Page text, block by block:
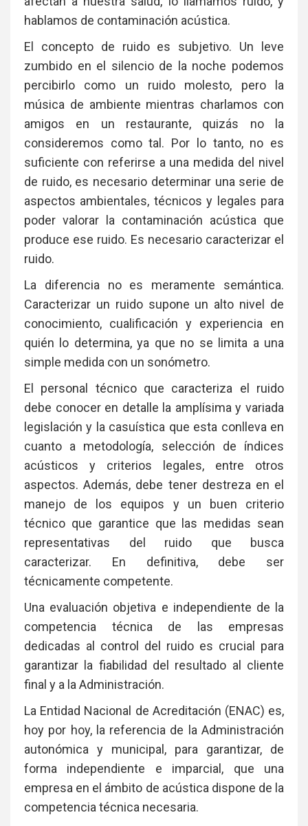
hablamos de contaminación acústica.
El concepto de ruido es subjetivo. Un leve
zumbido en el silencio de la noche podemos
percibirlo como un ruido molesto, pero la
música de ambiente mientras charlamos con
amigos en un restaurante, quizás no la
consideremos como tal. Por lo tanto, no es
suficiente con referirse a una medida del nivel
de ruido, es necesario determinar una serie de
aspectos ambientales, técnicos y legales para
poder valorar la contaminación acústica que
produce ese ruido. Es necesario caracterizar el
ruido.
La diferencia no es meramente semántica.
Caracterizar un ruido supone un alto nivel de
conocimiento, cualificación y experiencia en
quién lo determina, ya que no se limita a una
simple medida con un sonómetro.
El personal técnico que caracteriza el ruido
debe conocer en detalle la amplísima y variada
legislación y la casuística que esta conlleva en
cuanto a metodología, selección de índices
acústicos y criterios legales, entre otros
aspectos. Además, debe tener destreza en el
manejo de los equipos y un buen criterio
técnico que garantice que las medidas sean
representativas del ruido que busca
caracterizar. En definitiva, debe ser
técnicamente competente.
Una evaluación objetiva e independiente de la
competencia técnica de las empresas
dedicadas al control del ruido es crucial para
garantizar la fiabilidad del resultado al cliente
final y a la Administración.
La Entidad Nacional de Acreditación (ENAC) es,
hoy por hoy, la referencia de la Administración
autonómica y municipal, para garantizar, de
forma independiente e imparcial, que una
empresa en el ámbito de acústica dispone de la
competencia técnica necesaria.